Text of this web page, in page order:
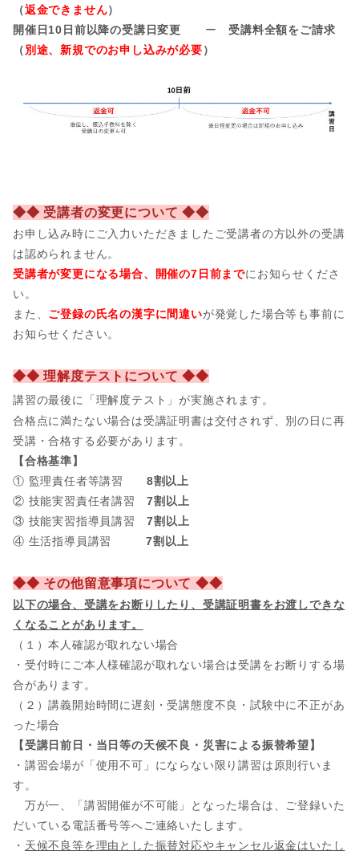
（返金できません）
開催日10日前以降の受講日変更 ー受講料全額をご請求
（別途、新規でのお申し込みが必要）
◆◆ 受講者の変更について ◆◆
お申し込み時にご入力いただきましたご受講者の方以外の受講
は認められません。
受講者が変更になる場合、開催の7日前までにお知らせくださ
い。
また、 ご登録の氏名の漢字に間違いが発覚した場合等も事前に
お知らせください。
◆◆ 理解度テストについて ◆◆
講習の最後に「理解度テスト」が実施されます。
合格点に満たない場合は受講証明書は交付されず、別の日に再
受講・合格する必要があります。
【合格基準】
① 監理責任者等講習 8割以上
② 技能実習責任者講習7割以上
③ 技能実習指導員講習7割以上
④ 生活指導員講習
7割以上
◆◆ その他留意事項について ◆◆
以下の場合、 受講をお断りしたり、受講証明書をお渡しできな
くなることがあります。
（１）本人確認が取れない場合
・受付時にご本人様確認が取れない場合は受講をお断りする場
合があります。
（２）講義開始時間に遅刻・受講態度不良・試験中に不正があ
った場合
【受講日前日・当日等の天候不良・災害による振替希望】
・講習会場が「使用不可」にならない限り講習は原則行いま
す。
万が一、「講習開催が不可能」となった場合は、ご登録いた
だいている電話番号等へご連絡いたします。
・ 天候不良等を理由とした振替対応やキャンセル返金はいたし